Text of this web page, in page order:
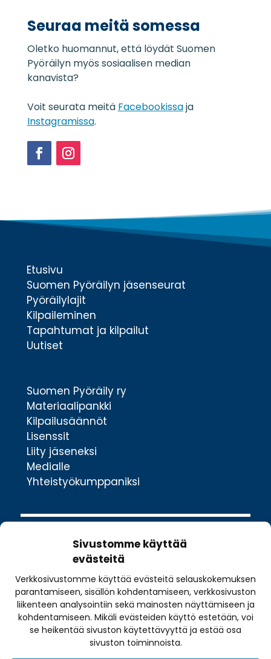
Sivustomme käyttää
evästeitä
Verkkosivustomme käyttää evästeitä selauskokemuksen
parantamiseen, sisällön kohdentamiseen, verkkosivuston
liikenteen analysointiin sekä mainosten näyttämiseen ja
kohdentamiseen. Mikäli evästeiden käyttö estetään, voi
se heikentää sivuston käytettävyyttä ja estää osa
sivuston toiminnoista.
s
l
o
s
*
Seuraa meitä somessa
Oletko huomannut, että löydät Suomen
Pyöräilyn myös sosiaalisen median
kanavista?
Voit seurata meitä Facebookissaja
Instagramissa.
Etusivu
Suomen Pyöräilyn jäsenseurat
Pyöräilylajit
Kilpaileminen
Tapahtumat ja kilpailut
Uutiset
Suomen Pyöräily ry
Materiaalipankki
Kilpailusäännöt
Lisenssit
Liity jäseneksi
Medialle
Yhteistyökumppaniksi
Valimotie 10
00380 Helsinki
toimisto@pyoraily.fi
+358 50 516 9590